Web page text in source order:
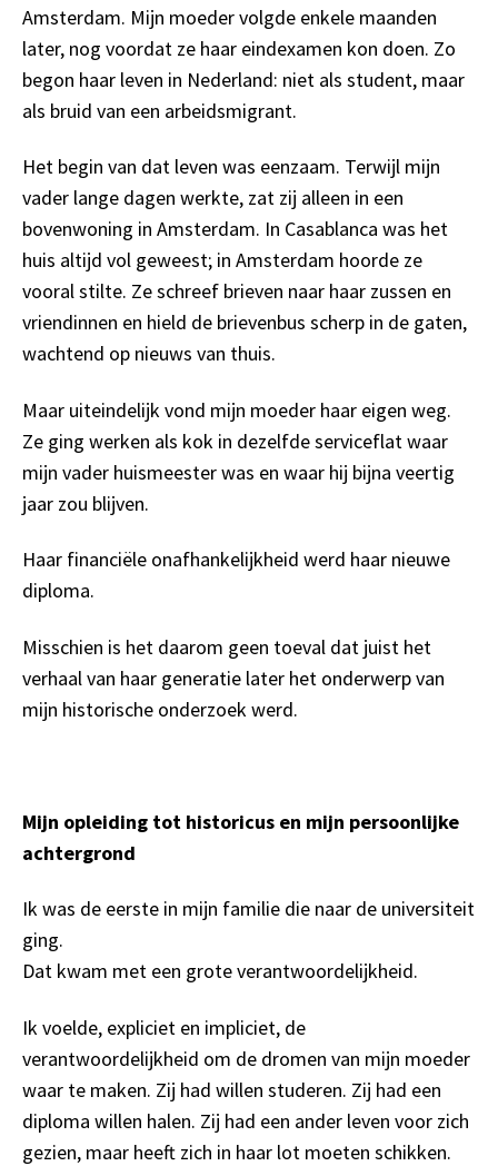
Amsterdam. Mijn moeder volgde enkele maanden
later, nog voordat ze haar eindexamen kon doen. Zo
begon haar leven in Nederland: niet als student, maar
als bruid van een arbeidsmigrant.
Het begin van dat leven was eenzaam. Terwijl mijn
vader lange dagen werkte, zat zij alleen in een
bovenwoning in Amsterdam. In Casablanca was het
huis altijd vol geweest; in Amsterdam hoorde ze
vooral stilte. Ze schreef brieven naar haar zussen en
vriendinnen en hield de brievenbus scherp in de gaten,
wachtend op nieuws van thuis.
Maar uiteindelijk vond mijn moeder haar eigen weg.
Ze ging werken als kok in dezelfde serviceflat waar
mijn vader huismeester was en waar hij bijna veertig
jaar zou blijven.
Haar financiële onafhankelijkheid werd haar nieuwe
diploma.
Misschien is het daarom geen toeval dat juist het
verhaal van haar generatie later het onderwerp van
mijn historische onderzoek werd.
Mijn opleiding tot historicus en mijn persoonlijke
achtergrond
Ik was de eerste in mijn familie die naar de universiteit
ging.
Dat kwam met een grote verantwoordelijkheid.
Ik voelde, expliciet en impliciet, de
verantwoordelijkheid om de dromen van mijn moeder
waar te maken. Zij had willen studeren. Zij had een
diploma willen halen. Zij had een ander leven voor zich
gezien, maar heeft zich in haar lot moeten schikken.